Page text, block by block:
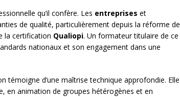
qu’il confère. Les entreprises et
de qualité, particulièrement depuis la réforme de
la certification Qualiopi. Un formateur titulaire de ce
nationaux et son engagement dans une
témoigne d’une maîtrise technique approfondie. Elle
en animation de groupes hétérogènes et en